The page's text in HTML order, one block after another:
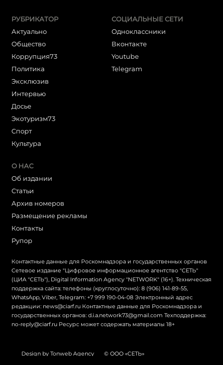
РУБРИКАТОР
Актуально
Общество
Коррупция73
Политика
Эксклюзив
Интервью
Досье
Экотуризм73
Cпорт
Культура
СОЦИАЛЬНЫЕ СЕТИ
Одноклассники
Вконтакте
Youtube
Telegram
О НАС
Об издании
Статьи
Архив номеров
Размещение рекламы
Контакты
Рупор
Контактные данные для Роскомнадзора и государственных органов
Сетевое издание "Цифровое информационное агентство "СЕТЬ"
(ЦИА "СЕТЬ"), Digital Information Agency "NETWORK" (16+). Техническая
поддержка сайта: телефоны (круглосуточно): 8 (906) 141-89-55,
WhatsApp, Viber, Telegram: +7 999 190-04-08 Электронный адрес
редакции: news@ciarf.ru Контактные данные для Роскомнадзора и
государственных органов: d.i.a.network73@gmail.com Техподдержка:
no-reply@ciarf.ru Ресурс может содержать материалы 18+
Design by Tonweb Agency © ООО «СЕТЬ»